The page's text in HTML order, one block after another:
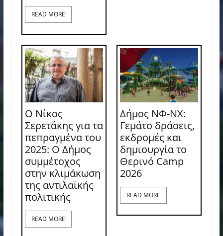
READ MORE
Ο Νίκος
Σερετάκης για τα
πεπραγμένα του
2025: Ο Δήμος
συμμέτοχος
στην κλιμάκωση
της αντιλαϊκής
πολιτικής
READ MORE
Δήμος ΝΦ-ΝΧ:
Γεμάτο δράσεις,
εκδρομές και
δημιουργία το
Θερινό Camp
2026
READ MORE